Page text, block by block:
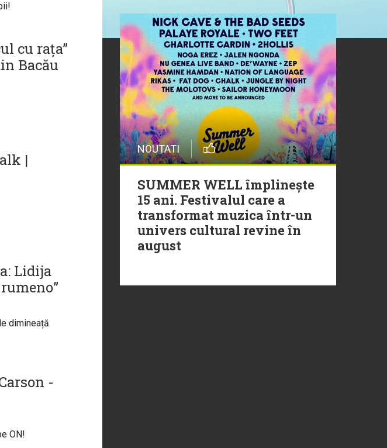
cu rața”
Bacău
|
Lidija
dimineață.
-
ON!
Cabron vine cu Hitul
Monstru al Verii
20 Iulie
Episod nou | Muzica Aia x
DJ Christian Thomson
20 Iulie
Torpedoul lui Morar: Theo
Rose - „Ceai lângă tine”
NOUTATI
SUMMER WELL împlinește
15 ani. Festivalul care a
transformat muzica într-un
univers cultural revine în
august